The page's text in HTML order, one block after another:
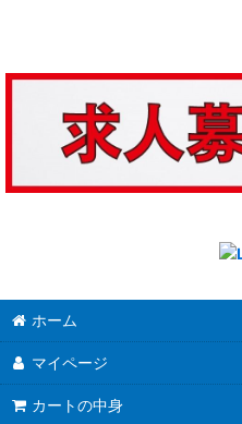
ホーム
マイページ
カートの中身